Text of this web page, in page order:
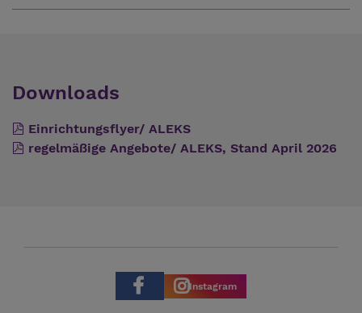
Downloads
Einrichtungsflyer/ ALEKS
regelmäßige Angebote/ ALEKS, Stand April 2026
Instagram